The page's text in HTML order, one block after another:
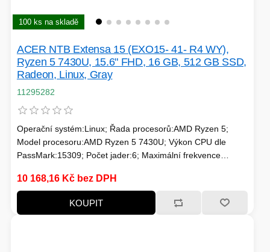
100 ks na skladě
ACER NTB Extensa 15 (EXO15- 41- R4 WY),
Ryzen 5 7430U, 15.6" FHD, 16 GB, 512 GB SSD,
Radeon, Linux, Gray
11295282
Operační systém:Linux; Řada procesorů:AMD Ryzen 5;
Model procesoru:AMD Ryzen 5 7430U; Výkon CPU dle
PassMark:15309; Počet jader:6; Maximální frekvence
TDP:15; Model grafické karty:AMD Radeon; Velikost paměti
RAM (GB):16; Typ panelu:IPS; Úhlopříčka displeje ("):15.6;
Rozlišení displeje:1920x1080 (Full HD)
10 168,16 Kč bez DPH
KOUPIT